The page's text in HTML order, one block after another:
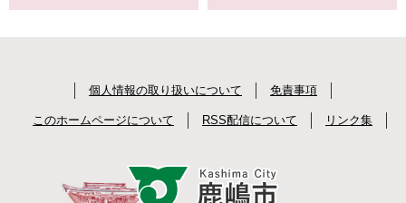
個人情報の取り扱いについて 免責事項
このホームページについて RSS配信について リンク集